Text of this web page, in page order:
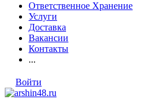
Ответственное Хранение
Услуги
Доставка
Вакансии
Контакты
...
Войти